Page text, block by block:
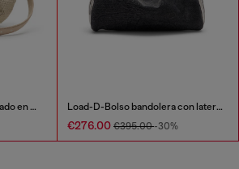
Grab-D-Bolso hobo arrugado en piel efecto serpiente Load-D-Bolso bandolera con laterales Oval D transparentes
€276.00 €395.00-30%